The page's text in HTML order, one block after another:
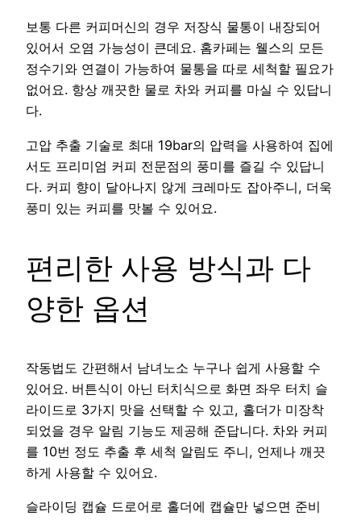
보통 다른 커피머신의 경우 저장식 물통이 내장되어
있어서 오염 가능성이 큰데요. 홈카페는 웰스의 모든
정수기와 연결이 가능하여 물통을 따로 세척할 필요가
없어요. 항상 깨끗한 물로 차와 커피를 마실 수 있답니
다.
고압 추출 기술로 최대 19bar의 압력을 사용하여 집에
서도 프리미엄 커피 전문점의 풍미를 즐길 수 있답니
다. 커피 향이 달아나지 않게 크레마도 잡아주니, 더욱
풍미 있는 커피를 맛볼 수 있어요.
편리한 사용 방식과 다
양한 옵션
작동법도 간편해서 남녀노소 누구나 쉽게 사용할 수
있어요. 버튼식이 아닌 터치식으로 화면 좌우 터치 슬
라이드로 3가지 맛을 선택할 수 있고, 홀더가 미장착
되었을 경우 알림 기능도 제공해 준답니다. 차와 커피
를 10번 정도 추출 후 세척 알림도 주니, 언제나 깨끗
하게 사용할 수 있어요.
슬라이딩 캡슐 드로어로 홀더에 캡슐만 넣으면 준비